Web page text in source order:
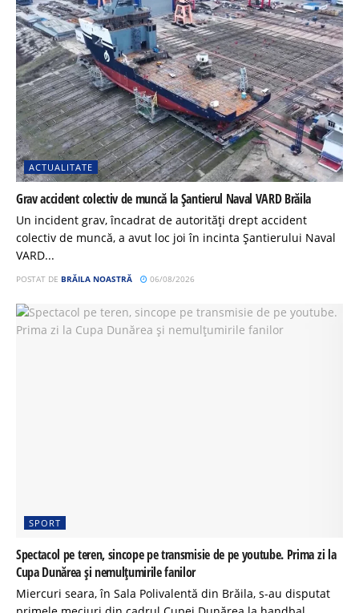
ACTUALITATE
Grav accident colectiv de muncă la Șantierul Naval VARD Brăila
Un incident grav, încadrat de autorități drept accident
colectiv de muncă, a avut loc joi în incinta Șantierului Naval
VARD...
POSTAT DE BRĂILA NOASTRĂ 06/08/2026
SPORT
Spectacol pe teren, sincope pe transmisie de pe youtube. Prima zi la
Cupa Dunărea și nemulțumirile fanilor
Miercuri seara, în Sala Polivalentă din Brăila, s-au disputat